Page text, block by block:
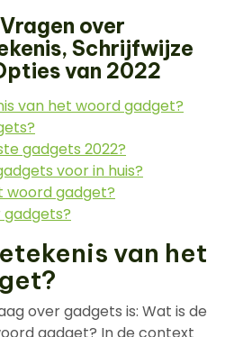
over
Schrijfwijze
van 2022
van het woord gadget?
gadgets 2022?
voor in huis?
gadget?
van het
over gadgets is: Wat is de